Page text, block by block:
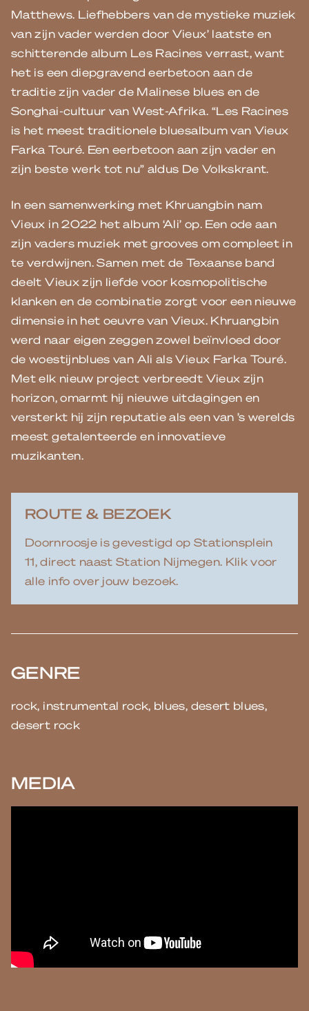
Matthews. Liefhebbers van de mystieke muziek
van zijn vader werden door Vieux’ laatste en
schitterende album Les Racines verrast, want
het is een diepgravend eerbetoon aan de
traditie zijn vader de Malinese blues en de
Songhai-cultuur van West-Afrika. “Les Racines
is het meest traditionele bluesalbum van Vieux
Farka Touré. Een eerbetoon aan zijn vader en
zijn beste werk tot nu” aldus De Volkskrant.
In een samenwerking met Khruangbin nam
Vieux in 2022 het album ‘Ali’ op. Een ode aan
zijn vaders muziek met grooves om compleet in
te verdwijnen. Samen met de Texaanse band
deelt Vieux zijn liefde voor kosmopolitische
klanken en de combinatie zorgt voor een nieuwe
dimensie in het oeuvre van Vieux. Khruangbin
werd naar eigen zeggen zowel beïnvloed door
de woestijnblues van Ali als Vieux Farka Touré.
Met elk nieuw project verbreedt Vieux zijn
horizon, omarmt hij nieuwe uitdagingen en
versterkt hij zijn reputatie als een van ’s werelds
meest getalenteerde en innovatieve
muzikanten.
ROUTE & BEZOEK
Doornroosje is gevestigd op Stationsplein
11, direct naast Station Nijmegen. Klik voor
alle info over jouw bezoek.
GENRE
rock, instrumental rock, blues, desert blues,
desert rock
MEDIA